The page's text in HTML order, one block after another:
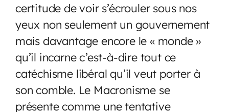
certitude de voir s’écrouler sous nos
yeux non seulement un gouvernement
mais davantage encore le « monde »
qu’il incarne c’est-à-dire tout ce
catéchisme libéral qu’il veut porter à
son comble. Le Macronisme se
présente comme une tentative